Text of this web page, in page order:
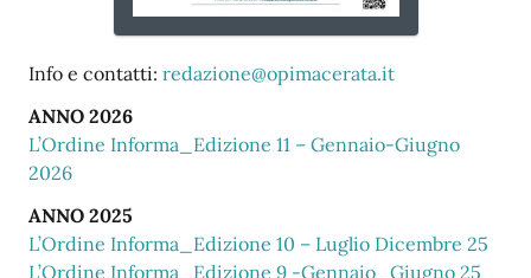
Info e contatti: redazione@opimacerata.it
ANNO 2026
L’Ordine Informa_Edizione 11 – Gennaio-Giugno
2026
ANNO 2025
L’Ordine Informa_Edizione 10 – Luglio Dicembre 25
L’Ordine Informa_Edizione 9 -Gennaio_Giugno 25